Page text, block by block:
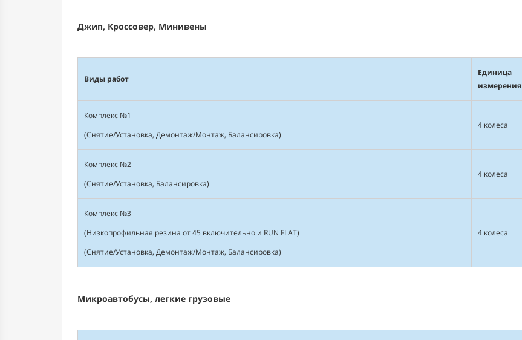
Джип, Кроссовер, Минивены
Виды работ
Единица
измерения
Комплекс №1
(Снятие/Установка, Демонтаж/Монтаж, Балансировка)
4 колеса
Комплекс №2
(Снятие/Установка, Балансировка)
4 колеса
Комплекс №3
(Низкопрофильная резина от 45 включительно и RUN FLAT)
(Снятие/Установка, Демонтаж/Монтаж, Балансировка)
4 колеса
Микроавтобусы, легкие грузовые